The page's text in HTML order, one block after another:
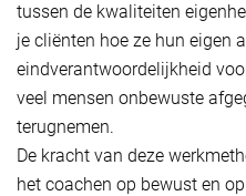
tussen de kwaliteiten
je cliënten hoe ze hun eigen
eindverantwoordelijkheid
veel mensen onbewuste
terugnemen.
De kracht van deze
het coachen op bewust en